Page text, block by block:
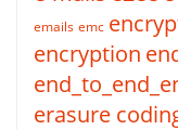
emails emc
encryption
erasure